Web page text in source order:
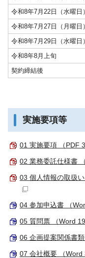
令和8年7月22日（水曜日）
令和8年7月27日（月曜日）
令和8年7月29日（水曜日）
令和8年8月上旬
契約締結後
実施要項等
01 実施要項 （PDF
02 業務委託仕様書
03 個人情報の取扱
04 参加申込書 （
05 質問票 （Word
06 企画提案関係書
07 会社概要 （Word